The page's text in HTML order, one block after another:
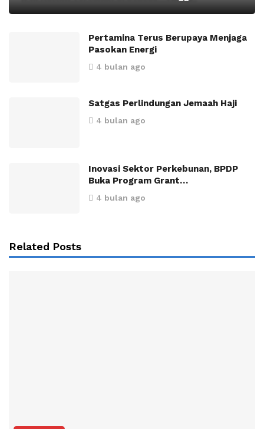
Pertamina Terus Berupaya Menjaga
Pasokan Energi
4 bulan ago
Satgas Perlindungan Jemaah Haji
4 bulan ago
Inovasi Sektor Perkebunan, BPDP
Buka Program Grant…
4 bulan ago
Related Posts